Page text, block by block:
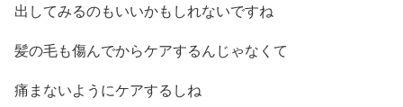
出してみるのもいいかもしれないですね
髪の毛も傷んでからケアするんじゃなくて
痛まないようにケアするしね